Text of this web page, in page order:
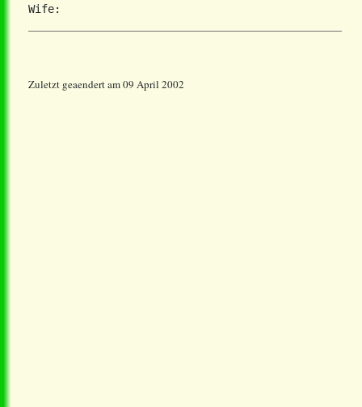
Zuletzt geaendert am 09 April 2002